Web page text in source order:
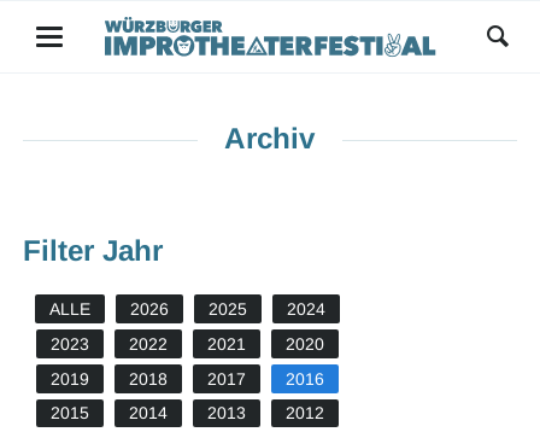
Archiv
Filter Jahr
ALLE 2026 2025
2024
2023
2022 2021
2020
2019
2018 2017
2016
2015
2014 2013
2012